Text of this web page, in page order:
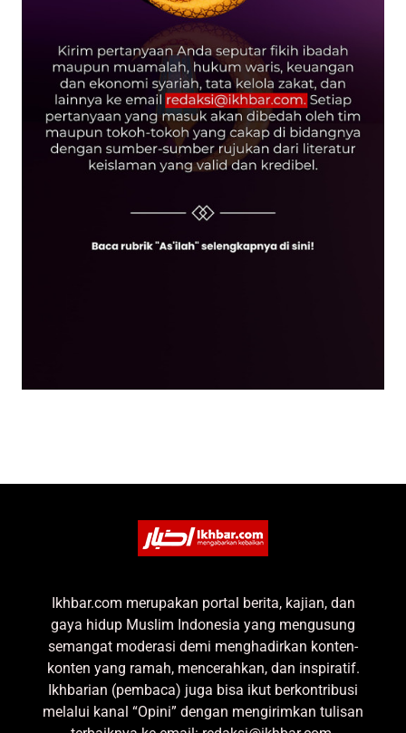
Ikhbar.com merupakan portal berita, kajian, dan
gaya hidup Muslim Indonesia yang mengusung
semangat moderasi demi menghadirkan konten-
konten yang ramah, mencerahkan, dan inspiratif.
Ikhbarian (pembaca) juga bisa ikut berkontribusi
melalui kanal “Opini” dengan mengirimkan tulisan